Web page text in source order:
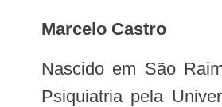
Marcelo Castro
Nascido em São Raimundo Nonato (PI), Castro é formado em Medicina pela Universidade Federal do Piauí e Doutor em
Psiquiatria pela